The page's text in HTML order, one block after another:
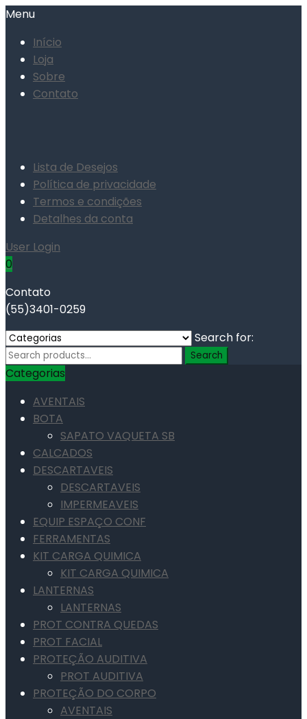
Menu
Início
Loja
Sobre
Contato
Lista de Desejos
Política de privacidade
Termos e condições
Detalhes da conta
User Login
0
Contato
(55)3401-0259
Search for:
Search
Categorias
AVENTAIS
BOTA
SAPATO VAQUETA SB
CALCADOS
DESCARTAVEIS
DESCARTAVEIS
IMPERMEAVEIS
EQUIP ESPAÇO CONF
FERRAMENTAS
KIT CARGA QUIMICA
KIT CARGA QUIMICA
LANTERNAS
LANTERNAS
PROT CONTRA QUEDAS
PROT FACIAL
PROTEÇÃO AUDITIVA
PROT AUDITIVA
PROTEÇÃO DO CORPO
AVENTAIS